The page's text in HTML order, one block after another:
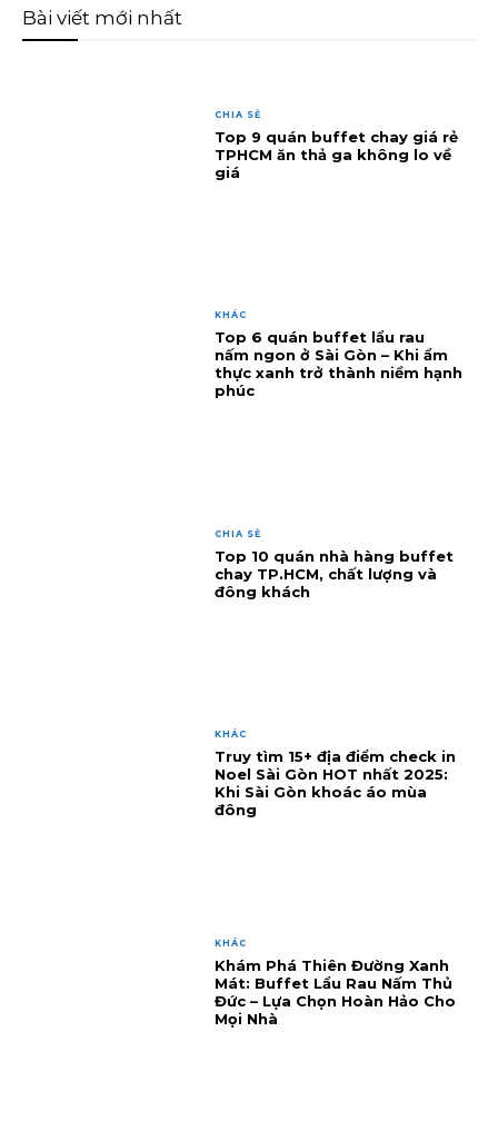
Bài viết mới nhất
CHIA SẺ
Top 9 quán buffet chay giá rẻ
TPHCM ăn thả ga không lo về
giá
KHÁC
Top 6 quán buffet lẩu rau
nấm ngon ở Sài Gòn – Khi ẩm
thực xanh trở thành niềm hạnh
phúc
CHIA SẺ
Top 10 quán nhà hàng buffet
chay TP.HCM, chất lượng và
đông khách
KHÁC
Truy tìm 15+ địa điểm check in
Noel Sài Gòn HOT nhất 2025:
Khi Sài Gòn khoác áo mùa
đông
KHÁC
Khám Phá Thiên Đường Xanh
Mát: Buffet Lẩu Rau Nấm Thủ
Đức – Lựa Chọn Hoàn Hảo Cho
Mọi Nhà